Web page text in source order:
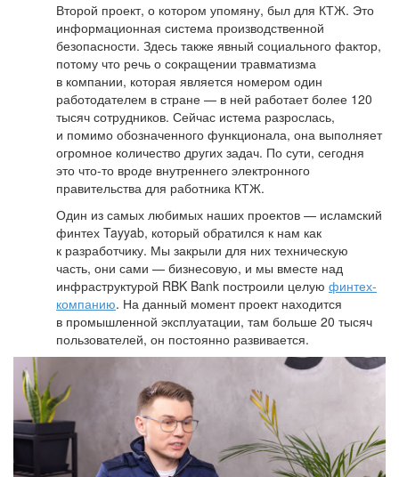
Второй проект, о котором упомяну, был для КТЖ. Это
информационная система производственной
безопасности. Здесь также явный социального фактор,
потому что речь о сокращении травматизма
в компании, которая является номером один
работодателем в стране — в ней работает более 120
тысяч сотрудников. Сейчас истема разрослась,
и помимо обозначенного функционала, она выполняет
огромное количество других задач. По сути, сегодня
это что-то вроде внутреннего электронного
правительства для работника КТЖ.
Один из самых любимых наших проектов — исламский
финтех Tayyab, который обратился к нам как
к разработчику. Мы закрыли для них техническую
часть, они сами — бизнесовую, и мы вместе над
инфраструктурой RBK Bank построили целую финтех-
компанию. На данный момент проект находится
в промышленной эксплуатации, там больше 20 тысяч
пользователей, он постоянно развивается.